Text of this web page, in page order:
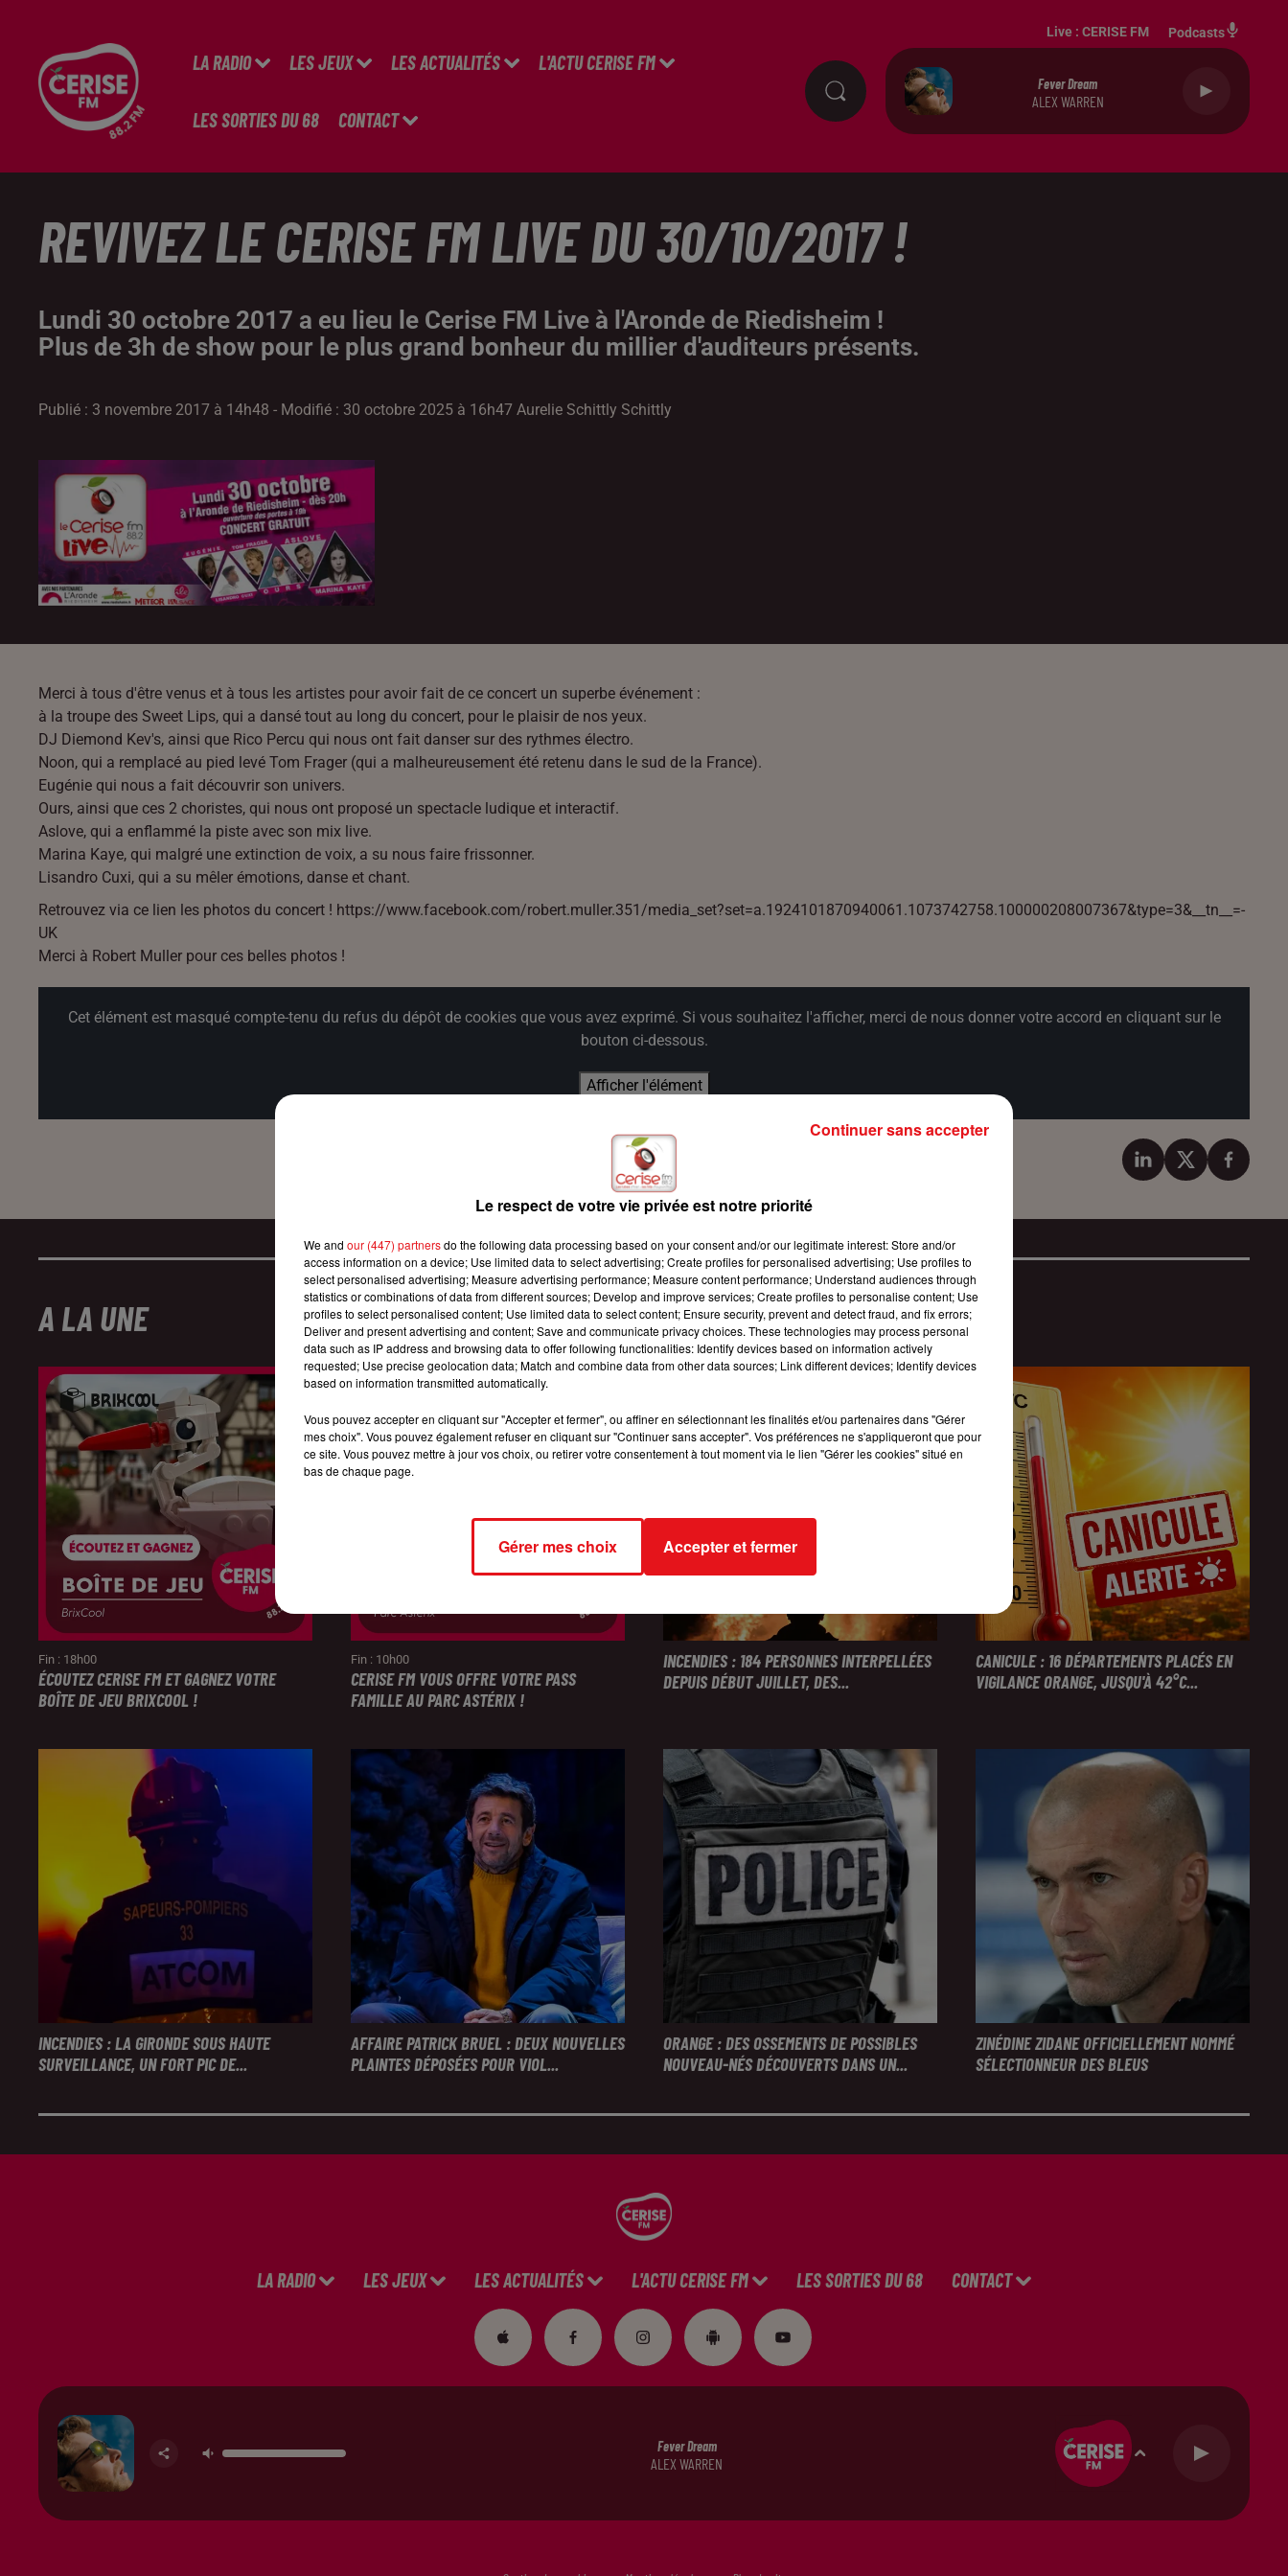
LA RADIO LES JEUX LES ACTUALITÉS L'ACTU CERISE FM
LES SORTIES DU 68 CONTACT
Live : CERISE FM Podcasts
Fever Dream
ALEX WARREN
REVIVEZ LE CERISE FM LIVE DU 30/10/2017 !
Lundi 30 octobre 2017 a eu lieu le Cerise FM Live à l'Aronde de Riedisheim !
Plus de 3h de show pour le plus grand bonheur du millier d'auditeurs présents.
Publié : 3 novembre 2017 à 14h48 - Modifié : 30 octobre 2025 à 16h47 Aurelie Schittly Schittly
Merci à tous d'être venus et à tous les artistes pour avoir fait de ce concert un superbe événement :
à la troupe des Sweet Lips, qui a dansé tout au long du concert, pour le plaisir de nos yeux.
DJ Diemond Kev's, ainsi que Rico Percu qui nous ont fait danser sur des rythmes électro.
Noon, qui a remplacé au pied levé Tom Frager (qui a malheureusement été retenu dans le sud de la France).
Eugénie qui nous a fait découvrir son univers.
Ours, ainsi que ces 2 choristes, qui nous ont proposé un spectacle ludique et interactif.
Aslove, qui a enflammé la piste avec son mix live.
Marina Kaye, qui malgré une extinction de voix, a su nous faire frissonner.
Lisandro Cuxi, qui a su mêler émotions, danse et chant.
Retrouvez via ce lien les photos du concert ! https://www.facebook.com/robert.muller.351/media_set?set=a.1924101870940061.1073742758.100000208007367&type=3&__tn__=-
UK
Merci à Robert Muller pour ces belles photos !
Cet élément est masqué compte-tenu du refus du dépôt de cookies que vous avez exprimé. Si vous souhaitez l'afficher, merci de nous donner votre accord en cliquant sur le
bouton ci-dessous.
Afficher l'élément
A LA UNE
Fin : 18h00
ÉCOUTEZ CERISE FM ET GAGNEZ VOTRE
BOÎTE DE JEU BRIXCOOL !
Fin : 10h00
CERISE FM VOUS OFFRE VOTRE PASS
FAMILLE AU PARC ASTÉRIX !
INCENDIES : 184 PERSONNES INTERPELLÉES
DEPUIS DÉBUT JUILLET, DES...
CANICULE : 16 DÉPARTEMENTS PLACÉS EN
VIGILANCE ORANGE, JUSQU'À 42°C...
INCENDIES : LA GIRONDE SOUS HAUTE
SURVEILLANCE, UN FORT PIC DE...
AFFAIRE PATRICK BRUEL : DEUX NOUVELLES
PLAINTES DÉPOSÉES POUR VIOL...
ORANGE : DES OSSEMENTS DE POSSIBLES
NOUVEAU-NÉS DÉCOUVERTS DANS UN...
ZINÉDINE ZIDANE OFFICIELLEMENT NOMMÉ
SÉLECTIONNEUR DES BLEUS
LA RADIO LES JEUX LES ACTUALITÉS L'ACTU CERISE FM LES SORTIES DU 68 CONTACT
Fever Dream
ALEX WARREN
Le respect de votre vie privée est notre priorité
We and our (447) partnersdo the following data processing based on your consent and/or our legitimate interest: Store and/or
access information on a device; Use limited data to select advertising; Create profiles for personalised advertising; Use profiles to
select personalised advertising; Measure advertising performance; Measure content performance; Understand audiences through
statistics or combinations of data from different sources; Develop and improve services; Create profiles to personalise content; Use
profiles to select personalised content; Use limited data to select content; Ensure security, prevent and detect fraud, and fix errors;
Deliver and present advertising and content; Save and communicate privacy choices. These technologies may process personal
data such as IP address and browsing data to offer following functionalities: Identify devices based on information actively
requested; Use precise geolocation data; Match and combine data from other data sources; Link different devices; Identify devices
based on information transmitted automatically.
Vous pouvez accepter en cliquant sur "Accepter et fermer", ou affiner en sélectionnant les finalités et/ou partenaires dans "Gérer
mes choix". Vous pouvez également refuser en cliquant sur "Continuer sans accepter". Vos préférences ne s'appliqueront que pour
ce site. Vous pouvez mettre à jour vos choix, ou retirer votre consentement à tout moment via le lien "Gérer les cookies" situé en
bas de chaque page.
Gérer mes choix Accepter et fermer
Continuer sans accepter